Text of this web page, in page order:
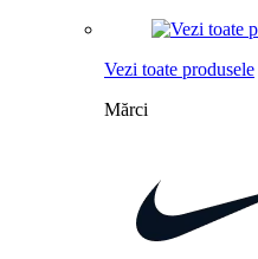
Vezi toate produsele
Mărci